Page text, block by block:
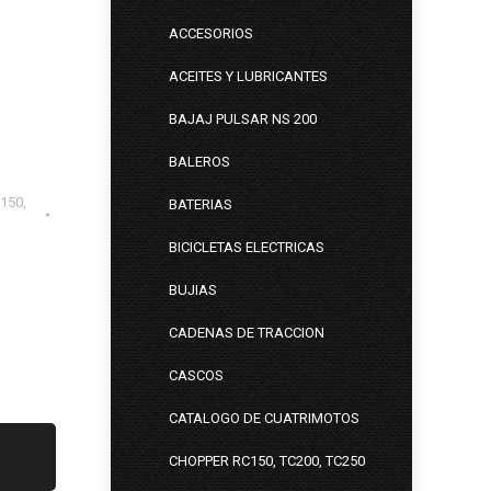
ACCESORIOS
ACEITES Y LUBRICANTES
BAJAJ PULSAR NS 200
BALEROS
BATERIAS
BICICLETAS ELECTRICAS
BUJIAS
CADENAS DE TRACCION
CASCOS
CATALOGO DE CUATRIMOTOS
CHOPPER RC150, TC200, TC250